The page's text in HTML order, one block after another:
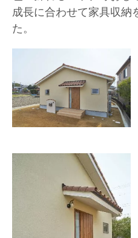
成長に合わせて家具収納
た。